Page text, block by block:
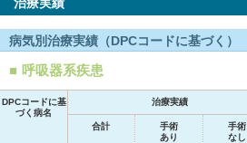
病気別治療実績（DPCコードに基づく）
呼吸器系疾患
DPCコードに基
づく病名
治療実績
合計
手術
あり
手術
なし